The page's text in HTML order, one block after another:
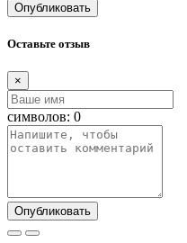
Опубликовать
Оставьте отзыв
×
символов: 0
Опубликовать